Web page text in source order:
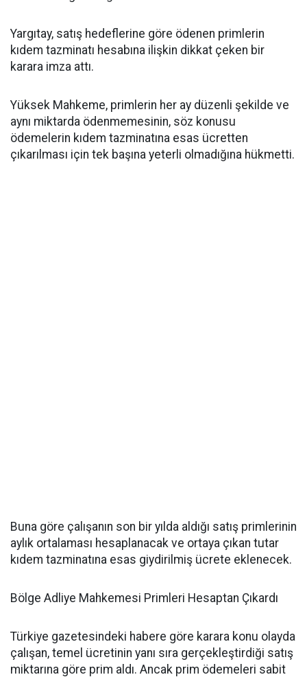
Yargıtay, satış hedeflerine göre ödenen primlerin
kıdem tazminatı hesabına ilişkin dikkat çeken bir
karara imza attı.
Yüksek Mahkeme, primlerin her ay düzenli şekilde ve
aynı miktarda ödenmemesinin, söz konusu
ödemelerin kıdem tazminatına esas ücretten
çıkarılması için tek başına yeterli olmadığına hükmetti.
Buna göre çalışanın son bir yılda aldığı satış primlerinin
aylık ortalaması hesaplanacak ve ortaya çıkan tutar
kıdem tazminatına esas giydirilmiş ücrete eklenecek.
Bölge Adliye Mahkemesi Primleri Hesaptan Çıkardı
Türkiye gazetesindeki habere göre karara konu olayda
çalışan, temel ücretinin yanı sıra gerçekleştirdiği satış
miktarına göre prim aldı. Ancak prim ödemeleri sabit